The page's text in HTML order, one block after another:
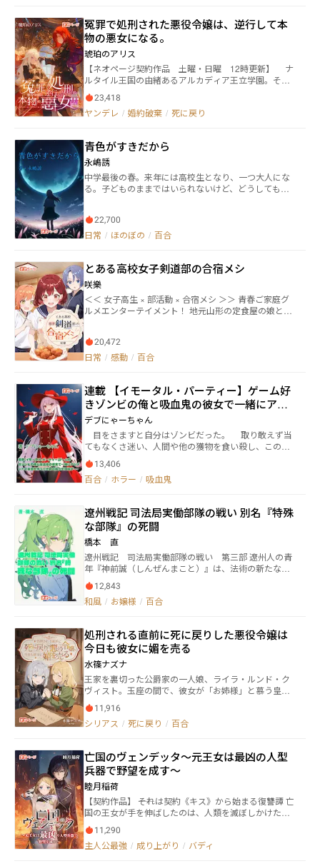
操作された存在…Causal Manipulation Children、通称
『CMC』も育てられており、彼らは因果律がどれだけ
素晴らしいか自己の存在を持って周囲にアピールしつ
つ、とくに優れた子供たちはエージェントとしても訓
練されていた。 CMCとして育てられた主人公『三浦円
佳（みうらまどか）』は『辺見絵里花（へんみえり
か）』との因果を与えられ、この二人もエージェント
としての役割を担うことになる。 クールではあるもの
の情が深い円佳はいじっぱりで面倒見がいい絵里花を
ものなのか、それとも本当のものなのか悩んでいた。
そんな彼女たちも高校進学を機に交際を始め、CMCと
して因果律で結ばれることの正しさを周囲に知らしめ
つつ、ときにエージェントとして過酷な任務に赴く。
与えられた因果の果てになにが待っているのか、それ
うに」 これは少女たちの数奇な『因果』をたどる、愛
と出会いの冒険譚である──。 （※この作品はフィク
ら手出しができないほどの権力が集中していた。 権力
は密かに腐敗を生みだし、魔法少女たちを都合がいい
ように管理し、情報統制によって純粋なる少女たちは
自分が知らないうちに搾取されていたのだ。 そうした
歪みは魔法少女同士の対立すら生み出し、彼女たちは
『改革派』『現体制派』『武闘派』に分かれて争って
いた。そう、影奴という共通の敵がいたとしても、一
つにはなりきれていなかったのだ。 このような状況の
中で、また新たな魔法少女が生まれる。 その名前は、
って戦う少女。 そんな彼女が『カナデ』という魔法少
女と出会ったことで、物語はゆっくりと幕を開ける。
これは少女たちが、『世界』に反逆する物語──。 番
外編はこちら→https://www.neopage.com/book/30261
368110452600
冤罪で処刑された悪役令嬢は、逆行して本
物の悪女になる。
琥珀のアリス
【ネオページ契約作品 土曜・日曜 12時更新】 ナ
ルタイル王国の由緒あるアルカディア王立学園。その
定例パーティーの場で、王太子オルフェウス・ナルタ
イルは怒鳴り声を響かせた。 「カルナージュ・エーデ
ルシュタイン！今この場をもって、貴様との婚約を破
ロインのように泣きそうな表情を見せながらオルフェ
ウスに抱きつくと、どこか勝ち誇ったような瞳でカル
ナージュを見る。 そして、そんな彼女の周囲には宰
相の息子、騎士団長の息子、有名な商家の息子にカル
ナージュの兄までもが彼女に敵意を向けていた。 「婚
ねるカルナージュに、オルフェウスはさらに叫ぶ。
「貴様がエリシアに嫉妬し、彼女に危害を加えたから
だ！」 そうして次々と嘘の罪とでっち上げられた証
ジュ。 しかし彼女は心の中でただ思った。 「面倒だ
わ」 未来の王妃として努力してきた日々。 しか
し、それは決して彼女が望んだ道でもなければ、まし
てやオルフェウスを愛したことなど一度もない。 オ
ルフェウスに振り回されるだけの毎日に嫌気がさし、
んだ。 ――はずだった。 「君、私と契約しない？君の時
間を巻き戻す代わりに、私を楽しませてよぉ」 「いい
ですよ。契約します」 死後の世界で時間を司る神ク
学園に入学する前へと逆行し、舞い戻る。 二度目の
人生、彼女は誓う。 「今度は我慢なんかしない。好き
に生きて、好きに復讐してやるわ」 そうして二度目
の人生を得た彼女は、持ち前の知略と力、そして神の
加護を武器に、一度目の人生で死ぬきっかけとなった
悪役令嬢らしく、優雅かつ冷酷に復讐していく。 こ
い、ときに惹かれ合いながら、自身の手で未来を切り
開いていく、華麗で痛快な復讐劇である。
23,418
ヤンデレ / 婚約破棄 / 死に戻り
青色がすきだから
永嶋誘
中学最後の春。来年には高校生となり、一つ大人にな
る。子どものままではいられないけど、どうしても大
友だち、先輩である私を敬ってくれない後輩たち、さ
まざまな人たちとの出会いがたくさんの思い出を作っ
22,700
日常 / ほのぼの / 百合
とある高校女子剣道部の合宿メシ
咲樂
＜＜ 女子高生 × 部活動 × 合宿メシ ＞＞ 青春ご家庭グ
ルメエンターテイメント！ 地元山形の定食屋の娘とし
原因で「人のために料理を作る」と失敗してしまう癖
を身に着けてしまっていた。 そんな彼女はある日、剣
る。 癖のこともあり渋っていたなづなだったが、料理
人としての成長のために誘いを受けることに。 ところ
が、かつては全国優勝も果たした〝強豪〟剣道部は、
日本中から越境の猛者が集まった「剣道ガチ勢」の集
まりだった。 中でもレギュラー候補生しか入寮できな
い剣道部寮は、日常生活からストイックな対立の温床
になっていて―― 「私が料理長になったら、ひとつだけお
願いがあります。どうか、調理中は厨房に足を踏み入
れないでください」 実力と共にプライドも高い部員た
を通して、人生で一度しかない少女たちの青春と向き
合う。 ≪登場人物一覧≫ 名前／学科コース／出身
【１年生 ⇒ ２年生】 ・山辺なづな 商業科調理コ
ース 山形県［マネージャー］ ・黒石すずめ 商業科
調理コース 青森県 ・中津歌音 工業科工芸コース
大分県 ・伊達亜利沙 農業科農産コース 福島県 ・八
雲星来 農業科畜産コース 北海道 ・船橋晴海 商業
科美容コース 千葉県 【２年生 ⇒ ３年生】 ・西川
瀬李 商業科商業コース 山形県［部長］ ・九条白
奈 商業科美容コース 宮城県 ・大仏 農業科畜産コ
ース 神奈川県 ・安芸 工業科建築コース 高知県
【３年 ⇒ OB】 ・寒河江真帆 農業科農産コー
ス 山形県［元マネージャー］ 【新１年生】 寿々代音
湖 商業科調理コース 福岡県 【先生】 ・赤江 山形
県［顧問］
20,472
日常 / 感動 / 百合
連載 【イモータル・パーティー】ゲーム好
きゾンビの俺と吸血鬼の彼女で一緒にアン
デッドの軍団を作って世界の滅亡を目指す
～～
デブにゃーちゃん
目をさますと自分はゾンビだった。 取り敢えず当
てもなくさ迷い、人間や他の獲物を食い殺し、この迷
宮のような洞窟の脱出を目指す。 ゾンビ好きな方と
ヴァンパイア好きな方向け。 タイトル通り、アンデ
ッドの男主人公＆女主人公の話です。 仲間は感染や
品はＲ１５版です】。 なろう版は戦闘がサクサク進
む感じで、ネオページ版は戦闘が激烈な感じで、ネオ
ページ分岐……させる予定かもです……その場合、な
ろう版は□、ネオページ版は■～～と、各話タイトル
に付けます。 ノクターン版は、エロで過激にします
が、の付いている話は向こうだと、Ｈ回になります。
週一、日曜日、何話か投稿？。 面白かったら～～で、
良いので。 ブクマ＆ポイント＆レビュー＆感想～～な
どを、お願いします。 作者のモチベが上がるのでね。
13,406
百合 / ホラー / 吸血鬼
遼州戦記 司法局実働部隊の戦い 別名『特殊
な部隊』の死闘
橋本 直
遼州戦記 司法局実働部隊の戦い 第三部 遼州人の青
年『神前誠（しんぜんまこと）』は、法術の新たな応
用を探る司法局の命で、新兵器『05式広域制圧砲』の
実戦試験に臨むことに。この兵器は法術を応用して敵
を殺さず意識だけを奪う画期的な装備で、対ゲリラ戦
定機関『殿上会』の開催が迫り、『特殊な部隊』の部
隊長である殿上貴族・嵯峨惟基が甲武へと旅立ってい
た。だがその隙を突くように、紛争地帯『ベルルカン
大陸』のバルキスタン共和国で選挙合意が破棄され、
反政府勢力が機動兵器を用いて総攻撃を開始。停戦は
一夜にして瓦解した。 この情勢を口実に、甲武とアメ
リカは軍事介入を企てていた。事態の悪化を防ぐた
め、『特殊な部隊』は誠を含む精鋭をバルキスタンへ
派遣。勝負の鍵は『05式広域制圧砲』と、それを扱う
重さが作戦の遂行を困難にしていく。 そして、その裏
で蠢くのは『廃帝ハド』『ビッグブラザー』、さらに
はネオナチの影—— 果たして誠は、制圧砲で反政府軍
の猛攻を止められるのか。それとも、世界は新たな混
迷へと呑まれていくのか。 SF×お仕事×ギャグの異能
ロマン開幕！
12,843
和風 / お嬢様 / 百合
処刑される直前に死に戻りした悪役令嬢は
今日も彼女に媚を売る
水篠ナズナ
王家を裏切った公爵家の一人娘、ライラ・ルンド・ク
ヴィスト。玉座の間で、彼女が「お姉様」と慕う皇女
殿下と共に、王国の象徴である王族たちを次々と処刑
していた。その中には、かつての幼馴染であり唯一無
二の親友だったミルネシア王女も含まれていた。 「い
するミルネシア。それでも彼女は誇りを失わず、奇跡
的に処刑の刃を免れる。その直後、皇女の刃は突然ラ
イラの方に向けられたのだった。 次にライラが目を覚
ましたのは、なんと自分が処刑される直前の世界。 ――こ
れは神に与えられた二度目のチャンス。 （え、さっき
のって夢？ 私、本当に殺されたの？ お姉様に？
どうすれば……生き延びられるの？） ライラが考えに
考え抜いた結論は幼馴染であり、王国随一の魔法使い
であるミルネシアにとにかく媚びを売る事だった。
11,916
シリアス / 死に戻り / 百合
亡国のヴェンデッタ～元王女は最凶の人型
兵器で野望を成す～
睦月稲荷
【契約作品】 ――それは契約《キス》から始まる復讐譚 亡
国の王女が手を伸ばしたのは、人類を滅ぼしかけた機
械の魔王だった。 『機械の創造を禁ずる。破れば即座
に全世界が敵国とみなす』 シエンシア平和協定唯一
禁忌条項 ⭐︎ 新歴525年。 帝国の陰謀によって国を
11,290
主人公最強 / 成り上がり / バディ